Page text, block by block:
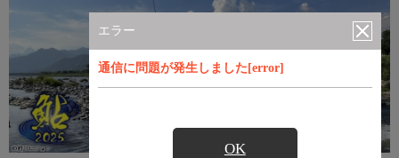
エラー
通信に問題が発生しました[error]
OK